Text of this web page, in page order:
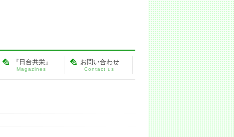
『日台共栄』
Magazines
お問い合わせ
Contact us